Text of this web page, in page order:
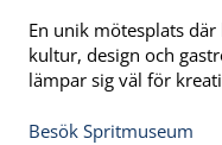
En unik mötesplats
kultur, design och
lämpar sig väl för
Besök Spritmuseum